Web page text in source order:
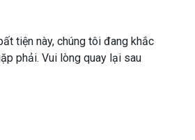
tiện này, chúng tôi đang khắc
phải. Vui lòng quay lại sau